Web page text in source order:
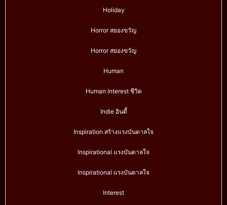
Holiday
Horror สยองขวัญ
Horror สยองขวัญ
Human
Human Interest ชีวิต
Indie อินดี้
Inspiration สร้างแรงบันดาลใจ
Inspirational แรงบันดาลใจ
Inspirational แรงบันดาลใจ
Interest